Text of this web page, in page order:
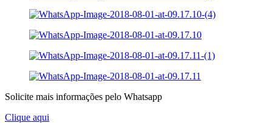
Solicite mais informações pelo Whatsapp
Clique aqui